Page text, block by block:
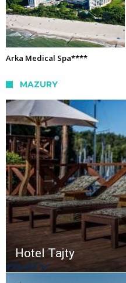
Arka Medical Spa****
MAZURY
Hotel Tajty